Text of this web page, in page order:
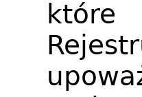
które